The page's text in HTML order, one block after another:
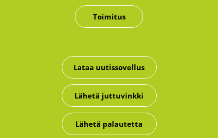
Toimitus
Lataa uutissovellus
Lähetä juttuvinkki
Lähetä palautetta